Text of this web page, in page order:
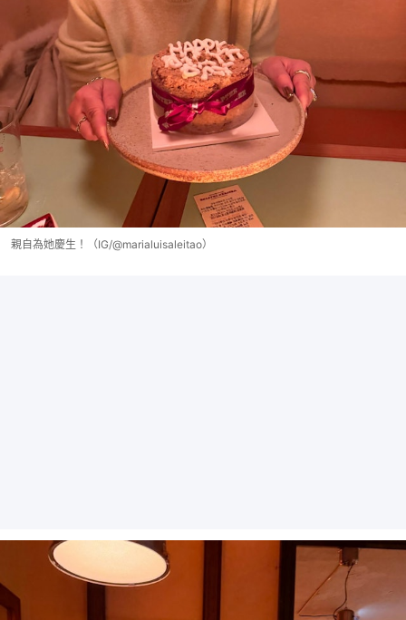
親自為她慶生！（IG/@marialuisaleitao）